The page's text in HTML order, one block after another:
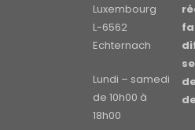
Luxembourg
L-6562
Echternach
Lundi – samedi
de 10h00 à
18h00